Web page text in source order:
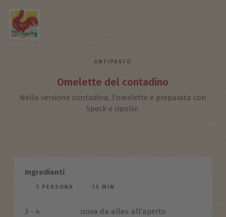
ANTIPASTO
Omelette del contadino
Nella versione contadina, l’omelette è preparata con
Speck e cipolle.
Ingredienti
1 PERSONA 15 MIN.
3 - 4 uova da allev. all’aperto